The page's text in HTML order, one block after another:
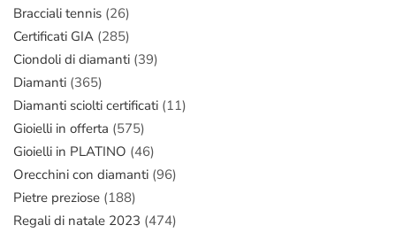
Bracciali tennis (26)
Certificati GIA (285)
Ciondoli di diamanti (39)
Diamanti (365)
Diamanti sciolti certificati (11)
Gioielli in offerta (575)
Gioielli in PLATINO (46)
Orecchini con diamanti (96)
Pietre preziose (188)
Regali di natale 2023 (474)